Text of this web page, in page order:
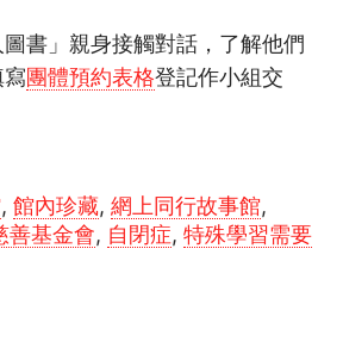
書」親身接觸對話，了解他們
團體預約表格登記作小組交
, 館內珍藏, 網上同行故事館,
善基金會, 自閉症, 特殊學習需要